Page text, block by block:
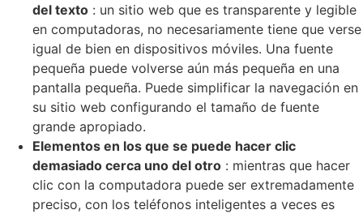
del texto : un sitio web que es transparente y legible
en computadoras, no necesariamente tiene que verse
igual de bien en dispositivos móviles. Una fuente
pequeña puede volverse aún más pequeña en una
pantalla pequeña. Puede simplificar la navegación en
su sitio web configurando el tamaño de fuente
grande apropiado.
Elementos en los que se puede hacer clic
demasiado cerca uno del otro : mientras que hacer
clic con la computadora puede ser extremadamente
preciso, con los teléfonos inteligentes a veces es